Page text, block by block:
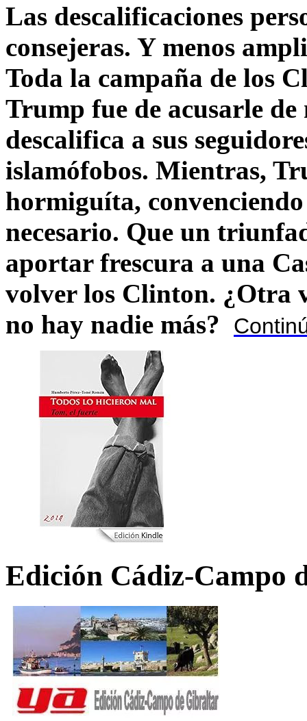
Las descalificaciones
consejeras. Y menos
Toda la campaña de los
Trump fue de acusarle
descalifica a sus
islamófobos. Mientras,
hormiguíta,
necesario. Que un
aportar frescura a una
volver los Clinton. ¿Otra
no hay nadie más?
Edición Cádiz-Campo